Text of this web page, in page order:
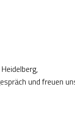
und freuen